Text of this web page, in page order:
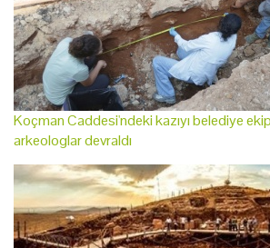
Koçman Caddesi'ndeki kazıyı belediye
arkeologlar devraldı